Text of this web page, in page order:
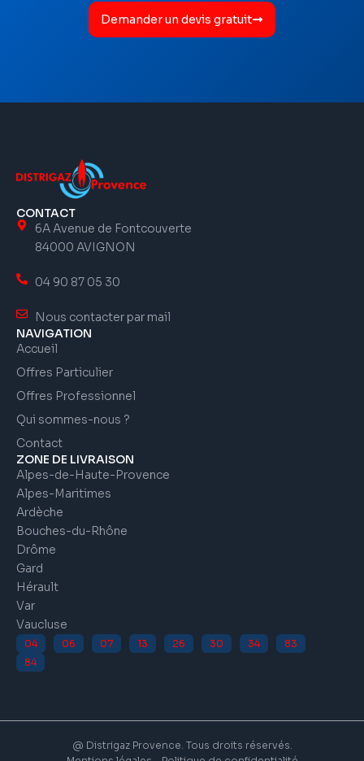
Demander un devis gratuit
CONTACT
6A Avenue de Fontcouverte
84000 AVIGNON
04 90 87 05 30
Nous contacter par mail
NAVIGATION
Accueil
Offres Particulier
Offres Professionnel
Qui sommes-nous ?
Contact
ZONE DE LIVRAISON
Alpes-de-Haute-Provence
Alpes-Maritimes
Ardèche
Bouches-du-Rhône
Drôme
Gard
Hérault
Var
Vaucluse
04 06 07 13 26 30 34
83
84
@ Distrigaz Provence. Tous droits réservés.